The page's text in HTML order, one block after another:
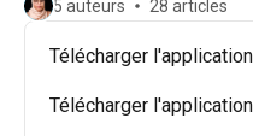
5 auteurs 28 articles
Télécharger
Télécharger